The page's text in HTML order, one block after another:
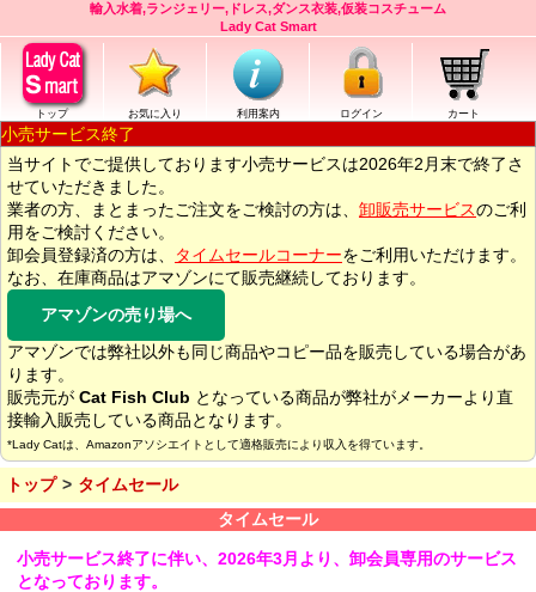
輸入水着,ランジェリー,ドレス,ダンス衣装,仮装コスチューム
Lady Cat Smart
トップ お気に入り 利用案内 ログイン カート
小売サービス終了
当サイトでご提供しております小売サービスは2026年2月末で終了さ
せていただきました。
業者の方、まとまったご注文をご検討の方は、 卸販売サービスのご利
用をご検討ください。
卸会員登録済の方は、
タイムセールコーナーをご利用いただけます。
なお、在庫商品はアマゾンにて販売継続しております。
アマゾンの売り場へ
アマゾンでは弊社以外も同じ商品やコピー品を販売している場合があ
ります。
販売元が Cat Fish Club となっている商品が弊社がメーカーより直
接輸入販売している商品となります。
*Lady Catは、Amazonアソシエイトとして適格販売により収入を得ています。
トップ
タイムセール
タイムセール
小売サービス終了に伴い、2026年3月より、卸会員専用のサービス
となっております。